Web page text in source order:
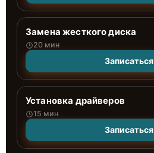
Замена жесткого диска
20 мин
Записаться
Установка драйверов
15 мин
Записаться